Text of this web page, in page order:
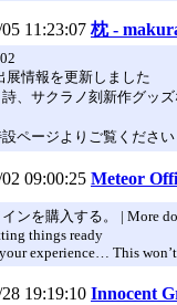
11:23:07 枕 -
展情報を更新しました
、サクラノ刻新作グッ
ページよりご覧ください
09:00:25 Meteor
ンを購入する。 | More
things ready
experience… This won’t
19:19:10 Innocent